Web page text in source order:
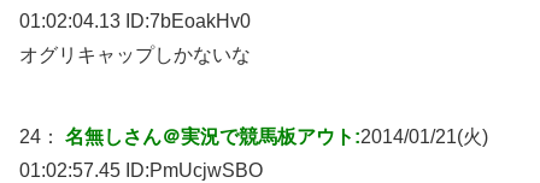
01:02:04.13 ID:7bEoakHv0
オグリキャップしかないな
24： 名無しさん＠実況で競馬板アウト:2014/01/21(火)
01:02:57.45 ID:PmUcjwSBO